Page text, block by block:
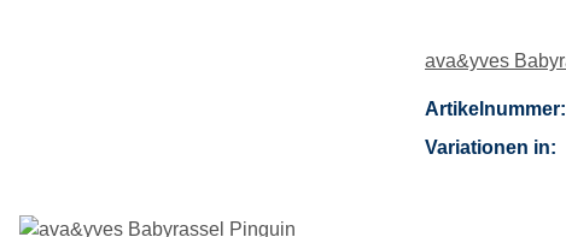
ava&yves
Artikelnummer:
Variationen in: